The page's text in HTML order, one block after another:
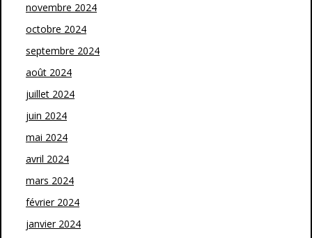
novembre 2024
octobre 2024
septembre 2024
août 2024
juillet 2024
juin 2024
mai 2024
avril 2024
mars 2024
février 2024
janvier 2024